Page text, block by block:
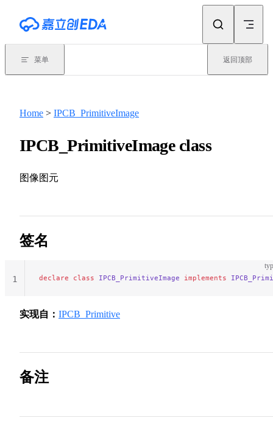
菜单 返回顶部
Home > IPCB_PrimitiveImage
IPCB_PrimitiveImage class
图像图元
签名
declare class IPCB_PrimitiveImage implements
1
实现自： IPCB_Primitive
备注